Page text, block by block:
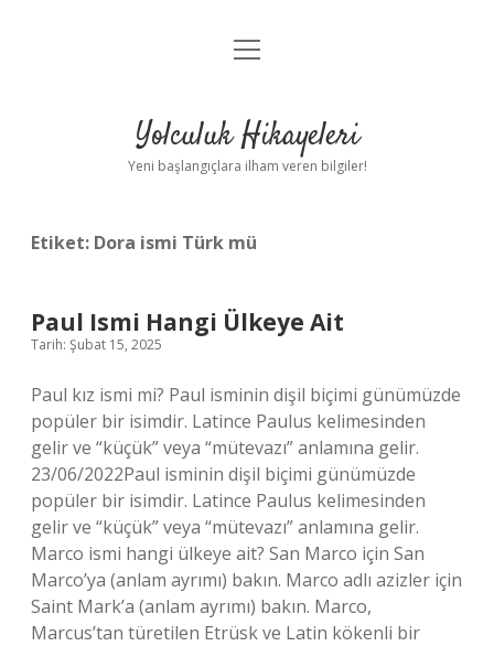
Anasayfa
Yasal Uyarı
menüyü
Yolculuk Hikayeleri
Yeni başlangıçlara ilham veren bilgiler!
Etiket: Dora ismi Türk mü
Paul Ismi Hangi Ülkeye Ait
Tarih: Şubat 15, 2025
Paul kız ismi mi? Paul isminin dişil biçimi günümüzde
popüler bir isimdir. Latince Paulus kelimesinden
gelir ve “küçük” veya “mütevazı” anlamına gelir.
23/06/2022Paul isminin dişil biçimi günümüzde
popüler bir isimdir. Latince Paulus kelimesinden
gelir ve “küçük” veya “mütevazı” anlamına gelir.
Marco ismi hangi ülkeye ait? San Marco için San
Marco’ya (anlam ayrımı) bakın. Marco adlı azizler için
Saint Mark’a (anlam ayrımı) bakın. Marco,
Marcus’tan türetilen Etrüsk ve Latin kökenli bir